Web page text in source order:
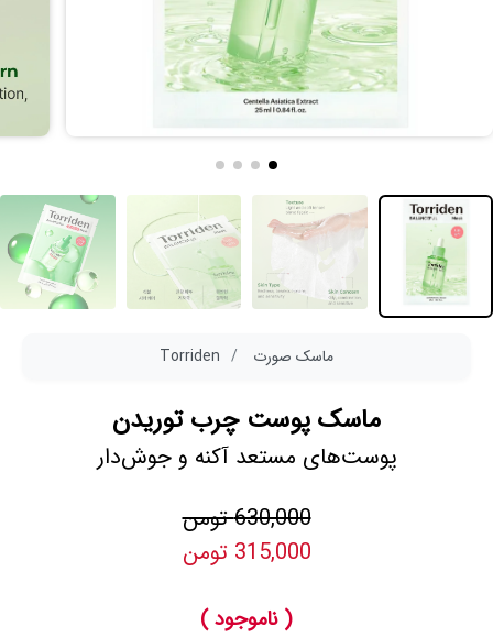
ماسک صورت Torriden
ماسک پوست چرب توریدن
پوست‌های مستعد آکنه و جوش‌دار
630,000 تومن
315,000 تومن
( ناموجود )